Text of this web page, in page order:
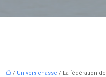
/ Univers chasse / La fédération